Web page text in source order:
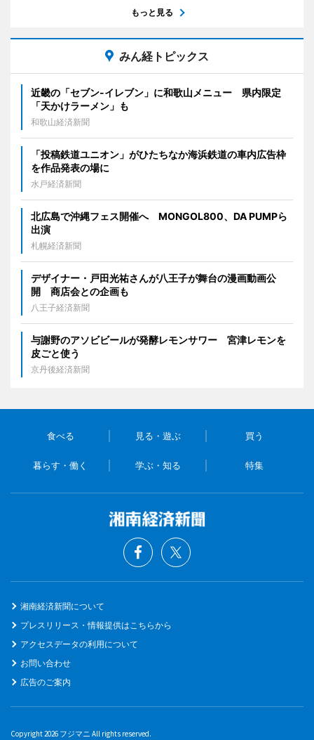
もっと見る
みん経トピックス
近畿の「セブン-イレブン」に和歌山メニュー 県内限定
「天かけラーメン」も
和歌山経済新聞
「投稿鉄道ユニオン」がひたちなか海浜鉄道の車内広告枠
を作品発表の場に
水戸経済新聞
北広島で沖縄フェス開催へ MONGOL800、DA PUMPら
出演
札幌経済新聞
デザイナー・戸田光祐さんが八王子が舞台の漫画動画公
開 商店会との企画も
八王子経済新聞
与謝野のアソビビールが発酵レモンサワー 宮津レモンを
皮ごと使う
京丹後経済新聞
食べる 見る・遊ぶ 買う
暮らす・働く 学ぶ・知る 特集
湘南経済新聞について
プレスリリース・情報提供はこちらから
アクセスデータの利用について
お問い合わせ
広告のご案内
Copyright 2026 フジマニ All rights reserved.